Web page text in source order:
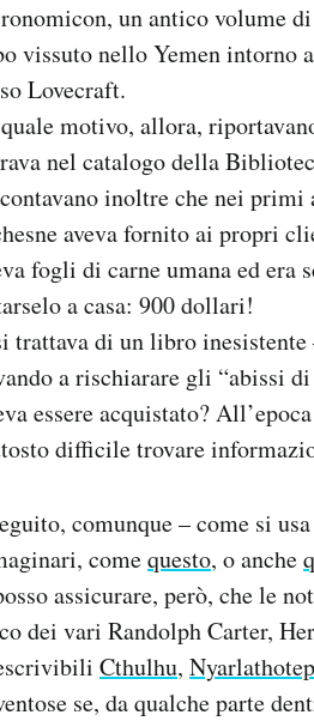
un antico volume
vissuto nello Yemen intorno
Lovecraft.
motivo, allora,
nel catalogo della
inoltre che nei
aveva fornito ai propri
fogli di carne umana ed
a casa: 900 dollari!
trattava di un libro
a rischiarare gli “abissi
essere acquistato?
difficile trovare
comunque – come si
comequesto, o anche
assicurare, però, che le
dei vari Randolph Carter,
Cthulhu, Nyarlathotep
se, da qualche parte